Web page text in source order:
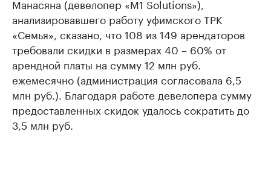
Манасяна (девелопер «M1 Solutions»),
анализировавшего работу уфимского ТРК
«Семья», сказано, что 108 из 149 арендаторов
требовали скидки в размерах 40 – 60% от
арендной платы на сумму 12 млн руб.
ежемесячно (администрация согласовала 6,5
млн руб.). Благодаря работе девелопера сумму
предоставленных скидок удалось сократить до
3,5 млн руб.